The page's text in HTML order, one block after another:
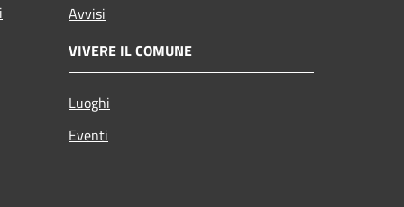
Avvisi
VIVERE IL COMUNE
Luoghi
Eventi